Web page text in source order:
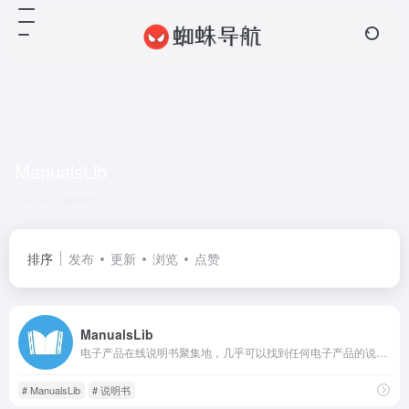
排序 发布 更新 浏览 点赞
ManualsLib
# ManualsLib # 说明书